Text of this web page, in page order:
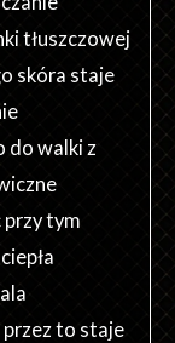
tłuszczowej
skóra staje
do walki z
przy tym
przez to staje